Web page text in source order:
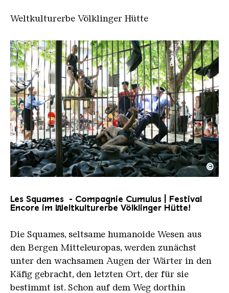
Weltkulturerbe Völklinger Hütte
les squames
Copyright: Companie Kumulus
©
Les Squames - Compagnie Cumulus | Festival
Encore im Weltkulturerbe Völklinger Hütte!
Die Squames, seltsame humanoide Wesen aus
den Bergen Mitteleuropas, werden zunächst
unter den wachsamen Augen der Wärter in den
Käfig gebracht, den letzten Ort, der für sie
bestimmt ist. Schon auf dem Weg dorthin